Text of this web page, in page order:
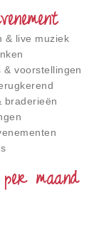
& live muziek
& voorstellingen
braderieën
maand